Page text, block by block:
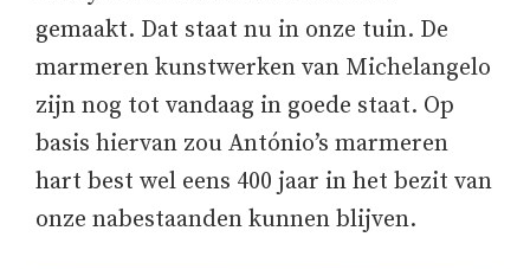
gemaakt. Dat staat nu in onze tuin. De
marmeren kunstwerken van Michelangelo
zijn nog tot vandaag in goede staat. Op
basis hiervan zou António’s marmeren
hart best wel eens 400 jaar in het bezit van
onze nabestaanden kunnen blijven.